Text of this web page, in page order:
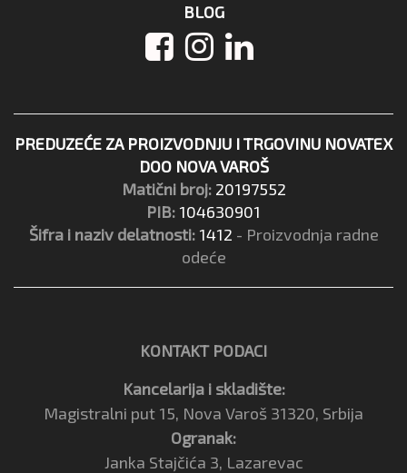
BLOG
PREDUZEĆE ZA PROIZVODNJU I TRGOVINU NOVATEX
DOO NOVA VAROŠ
Matični broj: 20197552
PIB: 104630901
Šifra i naziv delatnosti: 1412 - Proizvodnja radne
odeće
KONTAKT PODACI
Kancelarija i skladište:
Magistralni put 15, Nova Varoš 31320, Srbija
Ogranak:
Janka Stajčića 3, Lazarevac